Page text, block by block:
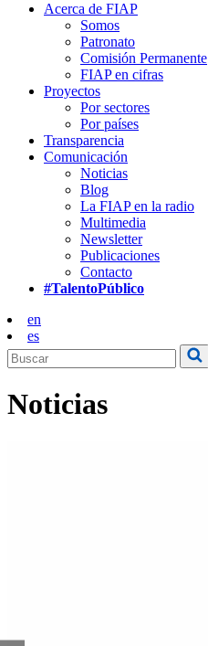
Acerca de FIAP
Somos
Patronato
Comisión Permanente
FIAP en cifras
Proyectos
Por sectores
Por países
Transparencia
Comunicación
Noticias
Blog
La FIAP en la radio
Multimedia
Newsletter
Publicaciones
Contacto
#TalentoPúblico
en
es
Noticias